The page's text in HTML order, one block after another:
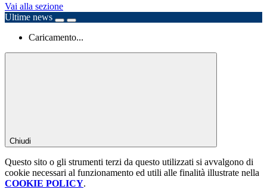
Vai alla sezione
Ultime news
Caricamento...
Chiudi
Questo sito o gli strumenti terzi da questo utilizzati si avvalgono di
cookie necessari al funzionamento ed utili alle finalità illustrate nella
COOKIE POLICY.